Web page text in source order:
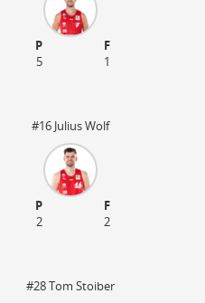
P
F
5
1
#16 Julius Wolf
P
F
2
2
#28 Tom Stoiber